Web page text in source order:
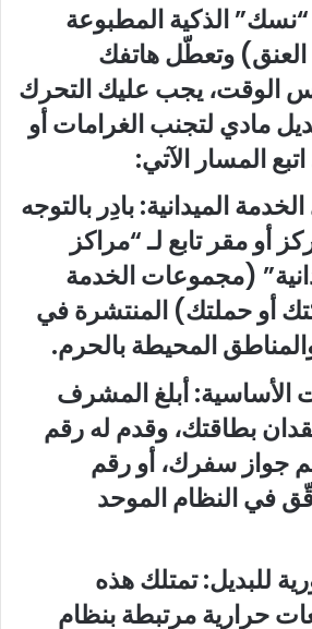
الذكية المطبوعة
وتعطّل هاتفك
الوقت، يجب عليك التحرك
مادي لتجنب الغرامات أو
المسار الآتي:
الميدانية: بادِر بالتوجه
أو مقر تابع لـ “مراكز
(مجموعات الخدمة
أو حملتك) المنتشرة في
المحيطة بالحرم.
الأساسية: أبلغ المشرف
بطاقتك، وقدم له رقم
جواز سفرك، أو رقم
في النظام الموحد
للبديل: تمتلك هذه
حرارية مرتبطة بنظام